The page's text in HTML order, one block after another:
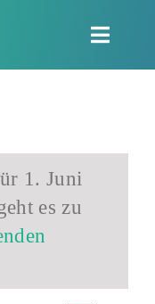
Toggle
1. Juni
es zu